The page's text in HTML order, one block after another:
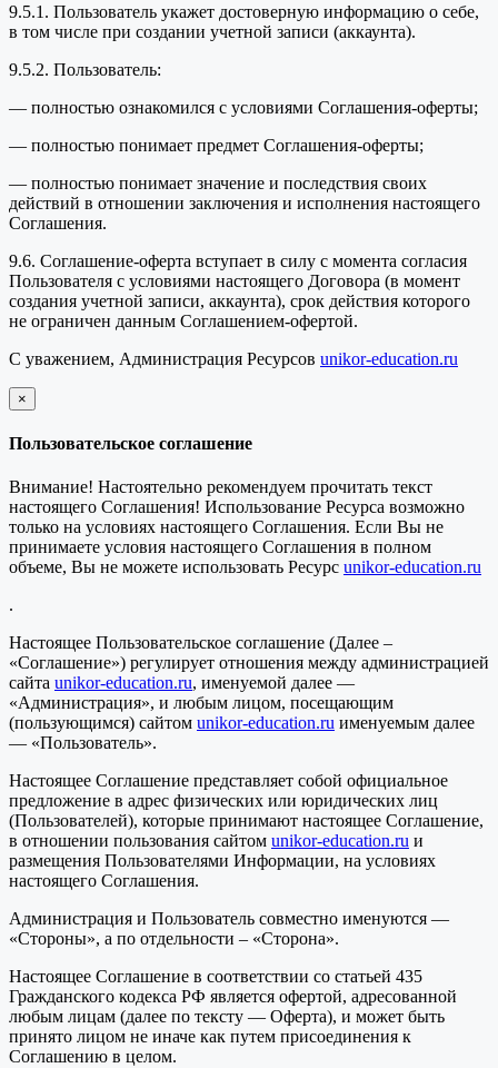
9.5.1. Пользователь укажет достоверную информацию о себе,
в том числе при создании учетной записи (аккаунта).
9.5.2. Пользователь:
— полностью ознакомился с условиями Соглашения-оферты;
— полностью понимает предмет Соглашения-оферты;
— полностью понимает значение и последствия своих
действий в отношении заключения и исполнения настоящего
Соглашения.
9.6. Соглашение-оферта вступает в силу с момента согласия
Пользователя с условиями настоящего Договора (в момент
создания учетной записи, аккаунта), срок действия которого
не ограничен данным Соглашением-офертой.
С уважением, Администрация Ресурсов unikor-education.ru
×
закрыть
Пользовательское соглашение
Внимание! Настоятельно рекомендуем прочитать текст
настоящего Соглашения! Использование Ресурса возможно
только на условиях настоящего Соглашения. Если Вы не
принимаете условия настоящего Соглашения в полном
объеме, Вы не можете использовать Ресурс unikor-education.ru
.
Настоящее Пользовательское соглашение (Далее –
«Соглашение») регулирует отношения между администрацией
сайта unikor-education.ru, именуемой далее —
«Администрация», и любым лицом, посещающим
(пользующимся) сайтом unikor-education.ru именуемым далее
— «Пользователь».
Настоящее Соглашение представляет собой официальное
предложение в адрес физических или юридических лиц
(Пользователей), которые принимают настоящее Соглашение,
в отношении пользования сайтом unikor-education.ru и
размещения Пользователями Информации, на условиях
настоящего Соглашения.
Администрация и Пользователь совместно именуются —
«Стороны», а по отдельности – «Сторона».
Настоящее Соглашение в соответствии со статьей 435
Гражданского кодекса РФ является офертой, адресованной
любым лицам (далее по тексту — Оферта), и может быть
принято лицом не иначе как путем присоединения к
Соглашению в целом.